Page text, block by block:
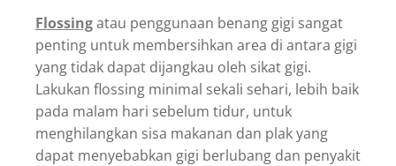
Flossingatau penggunaan benang gigi sangat
penting untuk membersihkan area di antara gigi
yang tidak dapat dijangkau oleh sikat gigi.
Lakukan flossing minimal sekali sehari, lebih baik
pada malam hari sebelum tidur, untuk
menghilangkan sisa makanan dan plak yang
dapat menyebabkan gigi berlubang dan penyakit